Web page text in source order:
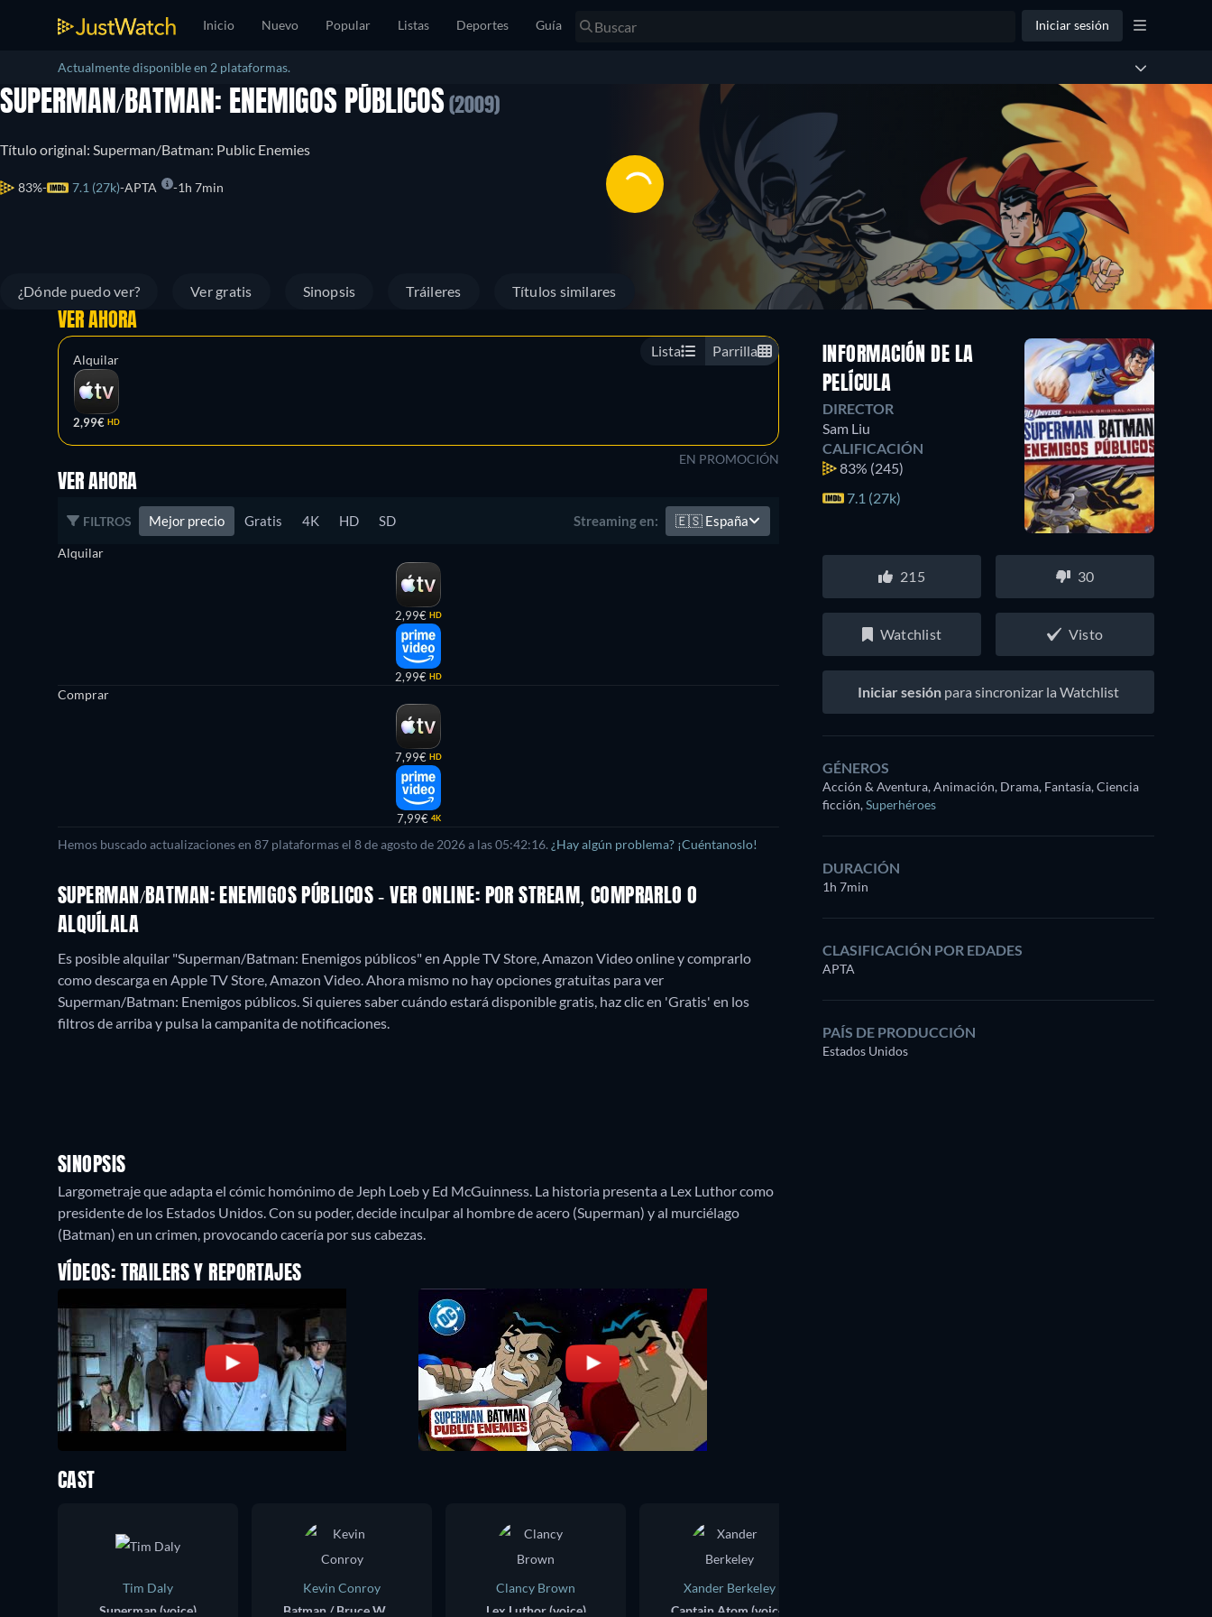
Inicio Nuevo Popular Listas Deportes Guía Iniciar sesión
Actualmente disponible en 2 plataformas.
SUPERMAN/BATMAN: ENEMIGOS PÚBLICOS (2009)
Título original: Superman/Batman: Public Enemies
83% 7.1 (27k) APTA 1h 7min
¿Dónde puedo ver? Ver gratis Sinopsis Tráileres Títulos similares
Lista Parrilla
VER AHORA
Alquilar
2,99€ HD
EN PROMOCIÓN
VER AHORA
FILTROS Mejor precio Gratis 4K HD SD Streaming en: 🇪🇸 España
Alquilar
2,99€ HD
2,99€ HD
Comprar
7,99€ HD
7,99€ 4K
Hemos buscado actualizaciones en 87 plataformas el 8 de agosto de 2026a las05:42:16. ¿Hay algún problema? ¡Cuéntanoslo!
SUPERMAN/BATMAN: ENEMIGOS PÚBLICOS - VER ONLINE: POR STREAM, COMPRARLO O
ALQUÍLALA
Es posible alquilar "Superman/Batman: Enemigos públicos" en Apple TV Store, Amazon Video online y comprarlo
como descarga en Apple TV Store, Amazon Video.Ahora mismo no hay opciones gratuitas para ver
Superman/Batman: Enemigos públicos. Si quieres saber cuándo estará disponible gratis, haz clic en 'Gratis' en los
filtros de arriba y pulsa la campanita de notificaciones.
SINOPSIS
Largometraje que adapta el cómic homónimo de Jeph Loeb y Ed McGuinness. La historia presenta a Lex Luthor como
presidente de los Estados Unidos. Con su poder, decide inculpar al hombre de acero (Superman) y al murciélago
(Batman) en un crimen, provocando cacería por sus cabezas.
VÍDEOS: TRAILERS Y REPORTAJES
INFORMACIÓN DE LA
PELÍCULA
DIRECTOR
Sam Liu
CALIFICACIÓN
83% (245)
7.1 (27k)
215 30
Watchlist Visto
Iniciar sesión para sincronizar la Watchlist
GÉNEROS
Acción & Aventura, Animación, Drama, Fantasía, Ciencia
ficción,Superhéroes
DURACIÓN
1h 7min
CLASIFICACIÓN POR EDADES
APTA
PAÍS DE PRODUCCIÓN
Estados Unidos
CAST
Tim Daly
Superman (voice)
Kevin Conroy
Batman / Bruce Wayne (voice)
Clancy Brown
Lex Luthor (voice)
Xander Berkeley
Captain Atom (voice)